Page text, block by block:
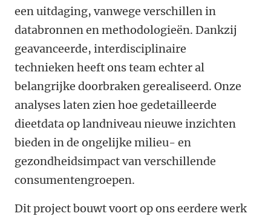
een uitdaging, vanwege verschillen in
databronnen en methodologieën. Dankzij
geavanceerde, interdisciplinaire
technieken heeft ons team echter al
belangrijke doorbraken gerealiseerd. Onze
analyses laten zien hoe gedetailleerde
dieetdata op landniveau nieuwe inzichten
bieden in de ongelijke milieu- en
gezondheidsimpact van verschillende
consumentengroepen.
Dit project bouwt voort op ons eerdere werk